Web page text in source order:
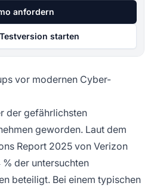
anfordern
starten
vor modernen Cyber-
der gefährlichsten
geworden. Laut dem
Report 2025 von Verizon
der untersuchten
beteiligt. Bei einem typischen